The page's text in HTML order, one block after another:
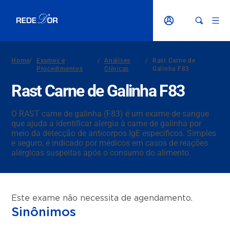
Home/
Exames e
Procedimentos
/
Análises
Clínicas
/
Rast Carne de
Galinha F83
Rast Carne de Galinha F83
O RAST carne de galinha (F83) é um exame de sangue
que ajuda a identificar alergia à carne de galinha por
meio da detecção de anticorpos IgE específicos. Simples
e seguro, é indicado por médicos em casos de reações
alérgicas suspeitas após o consumo do alimento.
Este exame não necessita de agendamento.
Sinônimos